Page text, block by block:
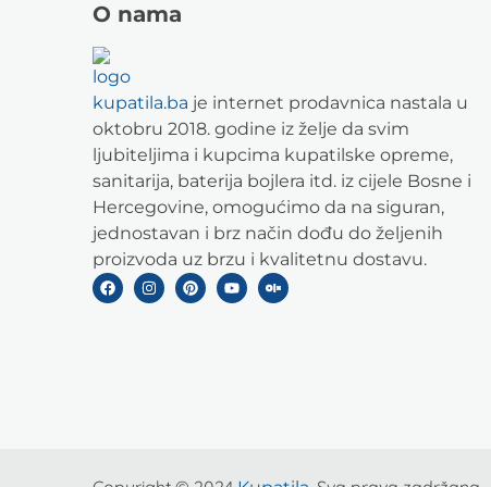
O nama
kupatila.ba je internet prodavnica nastala u
oktobru 2018. godine iz želje da svim
ljubiteljima i kupcima kupatilske opreme,
sanitarija, baterija bojlera itd. iz cijele Bosne i
Hercegovine, omogućimo da na siguran,
jednostavan i brz način dođu do željenih
proizvoda uz brzu i kvalitetnu dostavu.